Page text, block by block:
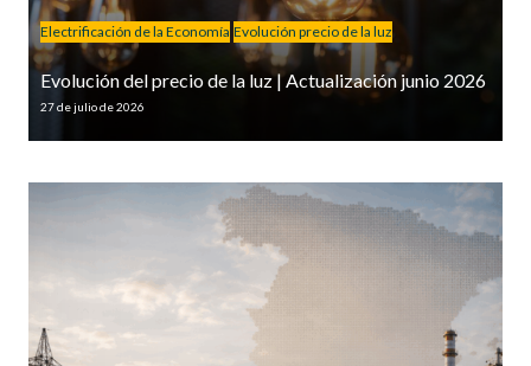
Electrificación de la Economía Evolución precio de la luz
Evolución del precio de la luz | Actualización junio 2026
27 de julio de 2026